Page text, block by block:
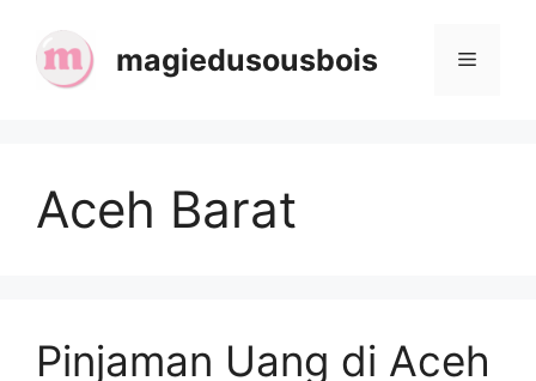
content
magiedusousbois Menu
Aceh Barat
Pinjaman Uang di Aceh